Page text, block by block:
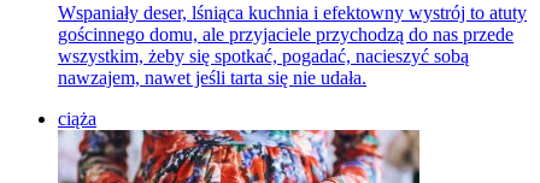
Wspaniały deser, lśniąca kuchnia i efektowny wystrój to atuty
gościnnego domu, ale przyjaciele przychodzą do nas przede
wszystkim, żeby się spotkać, pogadać, nacieszyć sobą
nawzajem, nawet jeśli tarta się nie udała.
ciąża